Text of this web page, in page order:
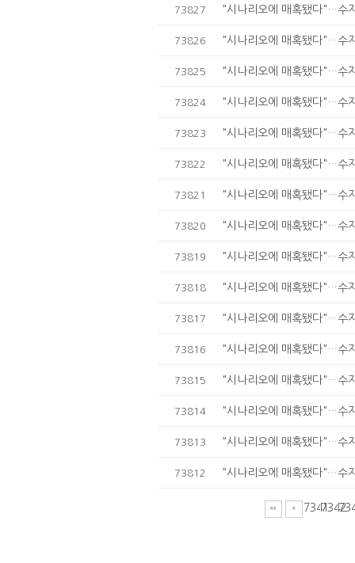
73827 "시나리오에 매혹됐다"…수
73826 "시나리오에 매혹됐다"…수
73825 "시나리오에 매혹됐다"…수
73824 "시나리오에 매혹됐다"…수
73823 "시나리오에 매혹됐다"…수
73822 "시나리오에 매혹됐다"…수
73821 "시나리오에 매혹됐다"…수
73820 "시나리오에 매혹됐다"…수
73819 "시나리오에 매혹됐다"…수
73818 "시나리오에 매혹됐다"…수
73817 "시나리오에 매혹됐다"…수
73816 "시나리오에 매혹됐다"…수
73815 "시나리오에 매혹됐다"…수
73814 "시나리오에 매혹됐다"…수
73813 "시나리오에 매혹됐다"…수
73812 "시나리오에 매혹됐다"…수
73417342